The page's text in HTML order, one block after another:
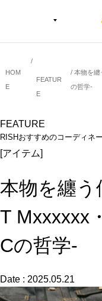
HOM
E
FEATUR
E
本物を
の哲学-
FEATURE
RISHおすすめのコーディネ
[アイテム]
本物を纏う
T Mxxxxxx
Cの哲学-
Date : 2025.05.21